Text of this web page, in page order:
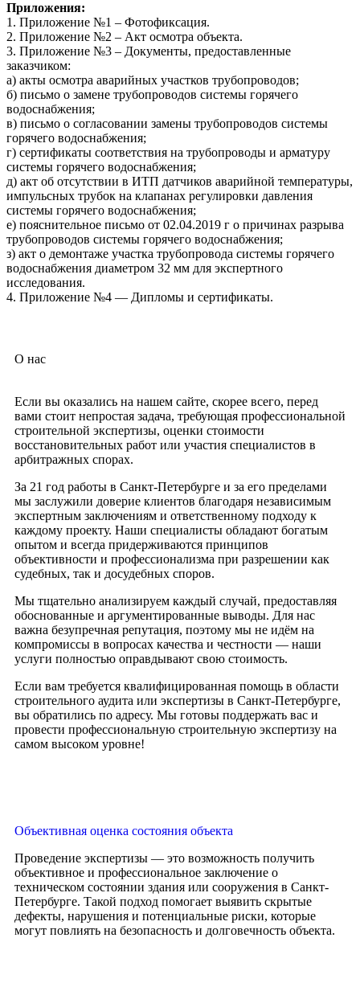
Приложения:
1. Приложение №1 – Фотофиксация.
2. Приложение №2 – Акт осмотра объекта.
3. Приложение №3 – Документы, предоставленные
заказчиком:
а) акты осмотра аварийных участков трубопроводов;
б) письмо о замене трубопроводов системы горячего
водоснабжения;
в) письмо о согласовании замены трубопроводов системы
горячего водоснабжения;
г) сертификаты соответствия на трубопроводы и арматуру
системы горячего водоснабжения;
д) акт об отсутствии в ИТП датчиков аварийной температуры,
импульсных трубок на клапанах регулировки давления
системы горячего водоснабжения;
е) пояснительное письмо от 02.04.2019 г о причинах разрыва
трубопроводов системы горячего водоснабжения;
з) акт о демонтаже участка трубопровода системы горячего
водоснабжения диаметром 32 мм для экспертного
исследования.
4. Приложение №4 — Дипломы и сертификаты.
О нас
Если вы оказались на нашем сайте, скорее всего, перед
вами стоит непростая задача, требующая профессиональной
строительной экспертизы, оценки стоимости
восстановительных работ или участия специалистов в
арбитражных спорах.
За 21 год работы в Санкт-Петербурге и за его пределами
мы заслужили доверие клиентов благодаря независимым
экспертным заключениям и ответственному подходу к
каждому проекту. Наши специалисты обладают богатым
опытом и всегда придерживаются принципов
объективности и профессионализма при разрешении как
судебных, так и досудебных споров.
Мы тщательно анализируем каждый случай, предоставляя
обоснованные и аргументированные выводы. Для нас
важна безупречная репутация, поэтому мы не идём на
компромиссы в вопросах качества и честности — наши
услуги полностью оправдывают свою стоимость.
Если вам требуется квалифицированная помощь в области
строительного аудита или экспертизы в Санкт-Петербурге,
вы обратились по адресу. Мы готовы поддержать вас и
провести профессиональную строительную экспертизу на
самом высоком уровне!
Объективная оценка состояния объекта
Проведение экспертизы — это возможность получить
объективное и профессиональное заключение о
техническом состоянии здания или сооружения в Санкт-
Петербурге. Такой подход помогает выявить скрытые
дефекты, нарушения и потенциальные риски, которые
могут повлиять на безопасность и долговечность объекта.